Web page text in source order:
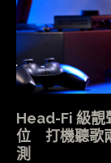
Head-Fi 級靚
位 打機聽歌
測